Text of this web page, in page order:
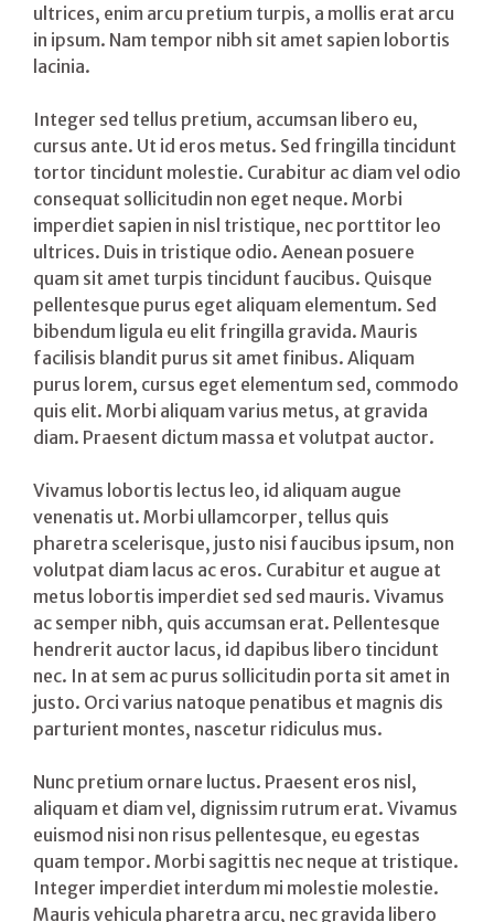
ultrices, enim arcu pretium turpis, a mollis erat arcu
in ipsum. Nam tempor nibh sit amet sapien lobortis
lacinia.
Integer sed tellus pretium, accumsan libero eu,
cursus ante. Ut id eros metus. Sed fringilla tincidunt
tortor tincidunt molestie. Curabitur ac diam vel odio
consequat sollicitudin non eget neque. Morbi
imperdiet sapien in nisl tristique, nec porttitor leo
ultrices. Duis in tristique odio. Aenean posuere
quam sit amet turpis tincidunt faucibus. Quisque
pellentesque purus eget aliquam elementum. Sed
bibendum ligula eu elit fringilla gravida. Mauris
facilisis blandit purus sit amet finibus. Aliquam
purus lorem, cursus eget elementum sed, commodo
quis elit. Morbi aliquam varius metus, at gravida
diam. Praesent dictum massa et volutpat auctor.
Vivamus lobortis lectus leo, id aliquam augue
venenatis ut. Morbi ullamcorper, tellus quis
pharetra scelerisque, justo nisi faucibus ipsum, non
volutpat diam lacus ac eros. Curabitur et augue at
metus lobortis imperdiet sed sed mauris. Vivamus
ac semper nibh, quis accumsan erat. Pellentesque
hendrerit auctor lacus, id dapibus libero tincidunt
nec. In at sem ac purus sollicitudin porta sit amet in
justo. Orci varius natoque penatibus et magnis dis
parturient montes, nascetur ridiculus mus.
Nunc pretium ornare luctus. Praesent eros nisl,
aliquam et diam vel, dignissim rutrum erat. Vivamus
euismod nisi non risus pellentesque, eu egestas
quam tempor. Morbi sagittis nec neque at tristique.
Integer imperdiet interdum mi molestie molestie.
Mauris vehicula pharetra arcu, nec gravida libero